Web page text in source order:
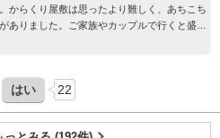
からくり屋敷は思ったより難しく、あちこち
ありました。ご家族やカップルで行くと盛り
はい 22